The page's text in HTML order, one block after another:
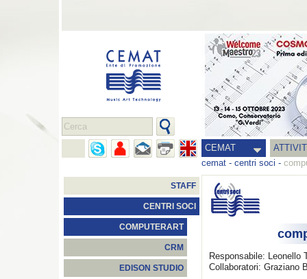
CEMAT
cemat - centri soci -
STAFF
CENTRI SOCI
COMPUTERART
CRM
EDISON STUDIO
Responsabile: Leonello
Collaboratori: Graziano